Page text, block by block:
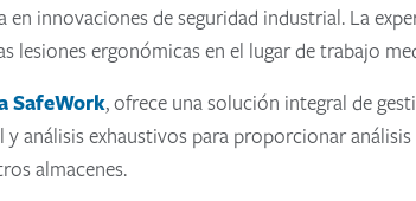
en innovaciones de seguridad industrial. La
lesiones ergonómicas en el lugar de trabajo
SafeWork, ofrece una solución integral de
análisis exhaustivos para proporcionar
almacenes.